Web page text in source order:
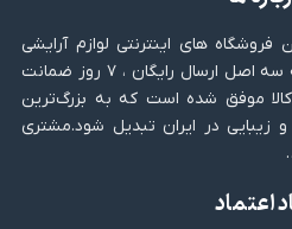
فروشگاه های اینترنتی لوازم آرایشی
بهداشتی و زیبایی با پایبندی به سه اصل ارسال رایگان ، ۷ روز ضمانت
موفق شده است که به بزرگ‌ترین
و زیبایی در ایران تبدیل شود.مشتری
اعتماد